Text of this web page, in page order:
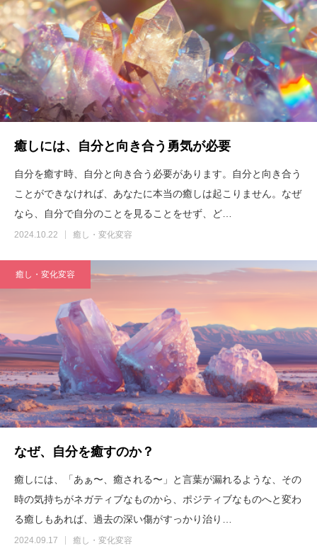
癒しには、自分と向き合う勇気が必要
自分を癒す時、自分と向き合う必要があります。自分と向き合う
ことができなければ、あなたに本当の癒しは起こりません。なぜ
なら、自分で自分のことを見ることをせず、ど…
2024.10.22 癒し・変化変容
癒し・変化変容
なぜ、自分を癒すのか？
癒しには、「あぁ〜、癒される〜」と言葉が漏れるような、その
時の気持ちがネガティブなものから、ポジティブなものへと変わ
る癒しもあれば、過去の深い傷がすっかり治り…
2024.09.17 癒し・変化変容